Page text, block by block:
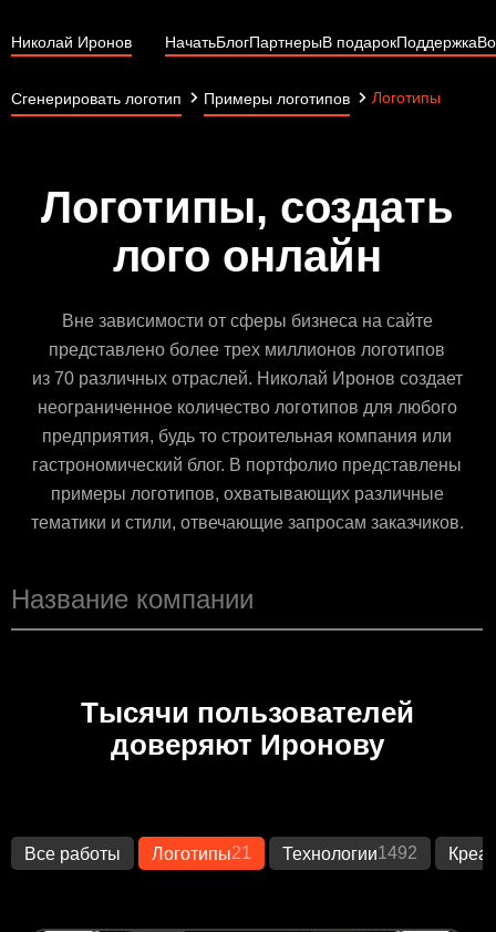
Николай Иронов НачатьБлогПартнерыВ подарокПоддержка
Сгенерировать логотип Примеры логотипов Логотипы
Логотипы, создать
лого онлайн
Вне зависимости от сферы бизнеса на сайте
представлено более трех миллионов логотипов
из 70 различных отраслей. Николай Иронов создает
неограниченное количество логотипов для любого
предприятия, будь то строительная компания или
гастрономический блог. В портфолио представлены
примеры логотипов, охватывающих различные
тематики и стили, отвечающие запросам заказчиков.
Тысячи пользователей
доверяют Иронову
Все работы Логотипы21 Технологии1492